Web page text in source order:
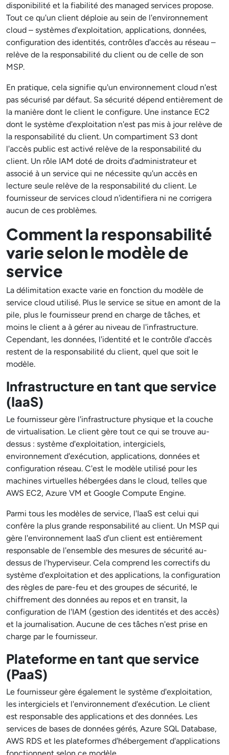
disponibilité et la fiabilité des managed services propose.
Tout ce qu'un client déploie au sein de l'environnement
cloud – systèmes d'exploitation, applications, données,
configuration des identités, contrôles d'accès au réseau –
relève de la responsabilité du client ou de celle de son
MSP.
En pratique, cela signifie qu'un environnement cloud n'est
pas sécurisé par défaut. Sa sécurité dépend entièrement de
la manière dont le client le configure. Une instance EC2
dont le système d'exploitation n'est pas mis à jour relève de
la responsabilité du client. Un compartiment S3 dont
l'accès public est activé relève de la responsabilité du
client. Un rôle IAM doté de droits d'administrateur et
associé à un service qui ne nécessite qu'un accès en
lecture seule relève de la responsabilité du client. Le
fournisseur de services cloud n'identifiera ni ne corrigera
aucun de ces problèmes.
Comment la responsabilité
varie selon le modèle de
service
La délimitation exacte varie en fonction du modèle de
service cloud utilisé. Plus le service se situe en amont de la
pile, plus le fournisseur prend en charge de tâches, et
moins le client a à gérer au niveau de l'infrastructure.
Cependant, les données, l'identité et le contrôle d'accès
restent de la responsabilité du client, quel que soit le
modèle.
Infrastructure en tant que service
(IaaS)
Le fournisseur gère l'infrastructure physique et la couche
de virtualisation. Le client gère tout ce qui se trouve au-
dessus : système d'exploitation, intergiciels,
environnement d'exécution, applications, données et
configuration réseau. C'est le modèle utilisé pour les
machines virtuelles hébergées dans le cloud, telles que
AWS EC2, Azure VM et Google Compute Engine.
Parmi tous les modèles de service, l'IaaS est celui qui
confère la plus grande responsabilité au client. Un MSP qui
gère l'environnement IaaS d'un client est entièrement
responsable de l'ensemble des mesures de sécurité au-
dessus de l'hyperviseur. Cela comprend les correctifs du
système d'exploitation et des applications, la configuration
des règles de pare-feu et des groupes de sécurité, le
chiffrement des données au repos et en transit, la
configuration de l'IAM (gestion des identités et des accès)
et la journalisation. Aucune de ces tâches n'est prise en
charge par le fournisseur.
Plateforme en tant que service
(PaaS)
Le fournisseur gère également le système d'exploitation,
les intergiciels et l'environnement d'exécution. Le client
est responsable des applications et des données. Les
services de bases de données gérés, Azure SQL Database,
AWS RDS et les plateformes d'hébergement d'applications